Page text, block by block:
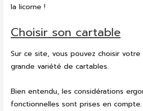
la licorne !
Choisir son cartable
Sur ce site, vous pouvez choisir
grande variété de cartables.
Bien entendu, les considérations
fonctionnelles sont prises en